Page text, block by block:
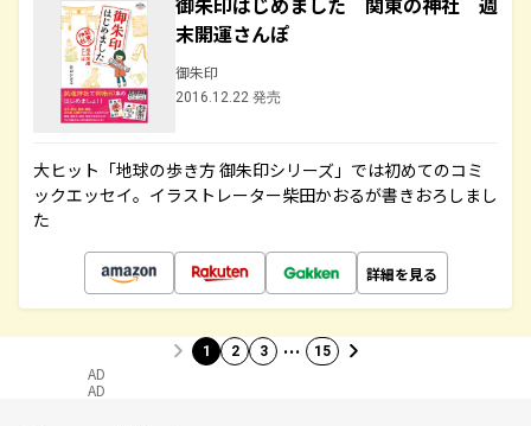
末開運さんぽ
御朱印
2016.12.22 発売
大ヒット「地球の歩き方 御朱印シリーズ」では初めてのコミ
ックエッセイ。イラストレーター柴田かおるが書きおろしまし
た
詳細を見る
1 2 3 … 15
AD
AD